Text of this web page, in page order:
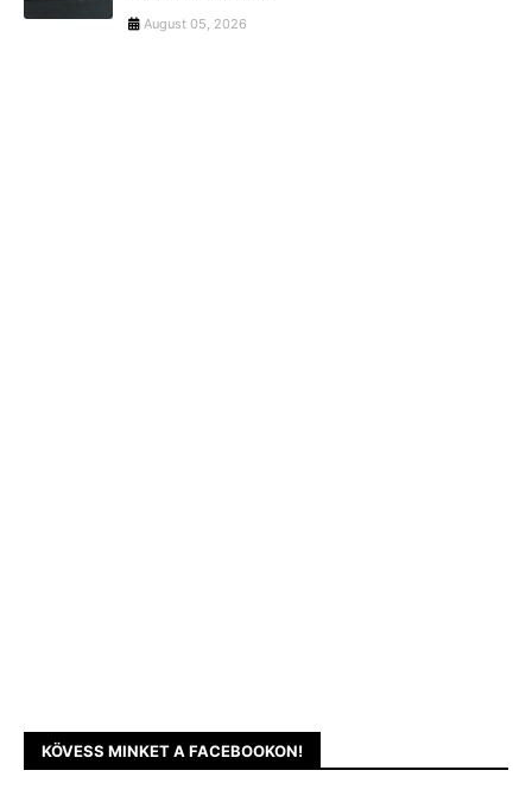
August 05, 2026
KÖVESS MINKET A FACEBOOKON!